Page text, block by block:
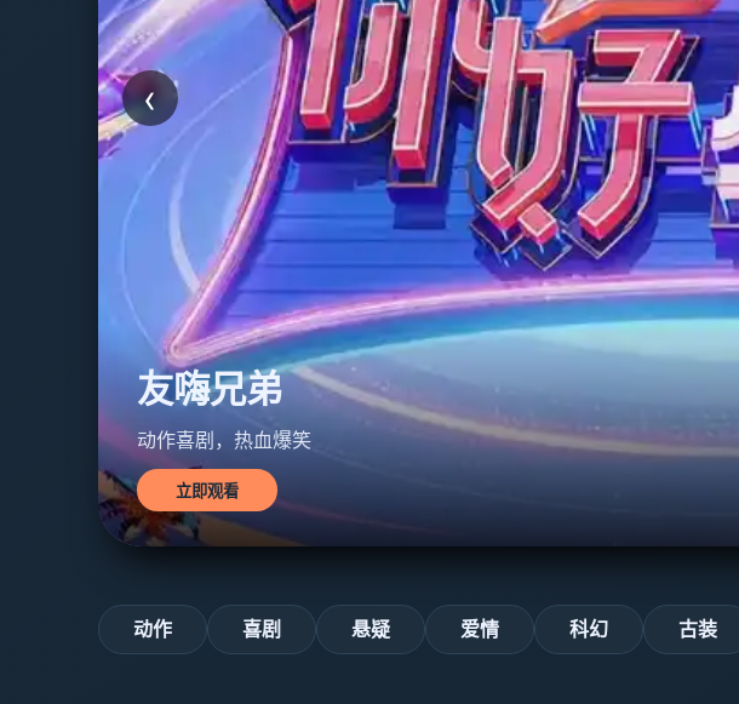
星际友嗨
科幻冒险，宇宙狂欢
立即观看
‹
动作 喜剧 悬疑 爱情 科幻 古装